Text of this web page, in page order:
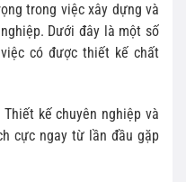
trong việc xây dựng và
Dưới đây là một số
có được thiết kế chất
kế chuyên nghiệp và
cực ngay từ lần đầu gặp